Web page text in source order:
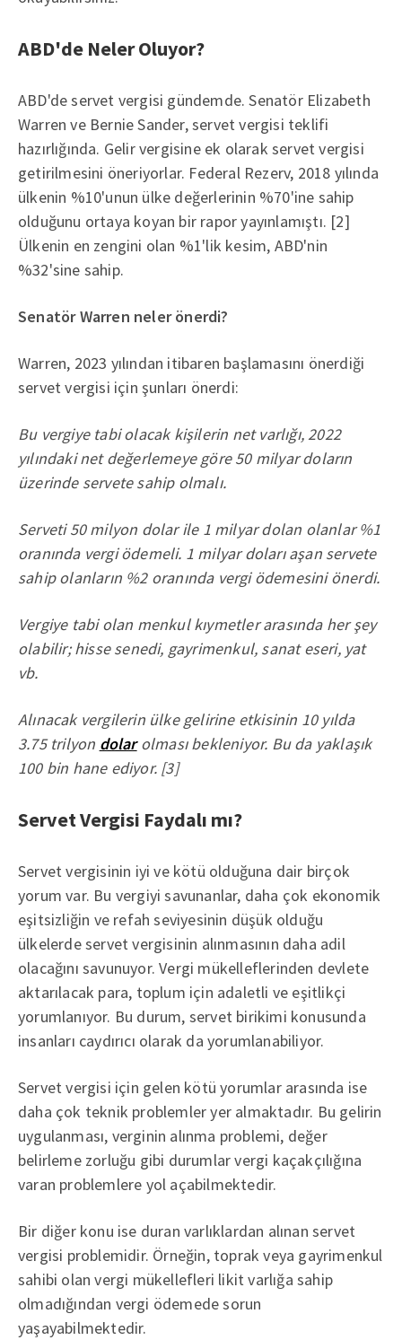
ABD'de Neler Oluyor?
ABD'de servet vergisi gündemde. Senatör Elizabeth
Warren ve Bernie Sander, servet vergisi teklifi
hazırlığında. Gelir vergisine ek olarak servet vergisi
getirilmesini öneriyorlar. Federal Rezerv, 2018 yılında
ülkenin %10'unun ülke değerlerinin %70'ine sahip
olduğunu ortaya koyan bir rapor yayınlamıştı. [2]
Ülkenin en zengini olan %1'lik kesim, ABD'nin
%32'sine sahip.
Senatör Warren neler önerdi?
Warren, 2023 yılından itibaren başlamasını önerdiği
servet vergisi için şunları önerdi:
Bu vergiye tabi olacak kişilerin net varlığı, 2022
yılındaki net değerlemeye göre 50 milyar doların
üzerinde servete sahip olmalı.
Serveti 50 milyon dolar ile 1 milyar dolan olanlar %1
oranında vergi ödemeli. 1 milyar doları aşan servete
sahip olanların %2 oranında vergi ödemesini önerdi.
Vergiye tabi olan menkul kıymetler arasında her şey
olabilir; hisse senedi, gayrimenkul, sanat eseri, yat
vb.
Alınacak vergilerin ülke gelirine etkisinin 10 yılda
3.75 trilyon dolarolması bekleniyor. Bu da yaklaşık
100 bin hane ediyor. [3]
Servet Vergisi Faydalı mı?
Servet vergisinin iyi ve kötü olduğuna dair birçok
yorum var. Bu vergiyi savunanlar, daha çok ekonomik
eşitsizliğin ve refah seviyesinin düşük olduğu
ülkelerde servet vergisinin alınmasının daha adil
olacağını savunuyor. Vergi mükelleflerinden devlete
aktarılacak para, toplum için adaletli ve eşitlikçi
yorumlanıyor. Bu durum, servet birikimi konusunda
insanları caydırıcı olarak da yorumlanabiliyor.
Servet vergisi için gelen kötü yorumlar arasında ise
daha çok teknik problemler yer almaktadır. Bu gelirin
uygulanması, verginin alınma problemi, değer
belirleme zorluğu gibi durumlar vergi kaçakçılığına
varan problemlere yol açabilmektedir.
Bir diğer konu ise duran varlıklardan alınan servet
vergisi problemidir. Örneğin, toprak veya gayrimenkul
sahibi olan vergi mükellefleri likit varlığa sahip
olmadığından vergi ödemede sorun
yaşayabilmektedir.